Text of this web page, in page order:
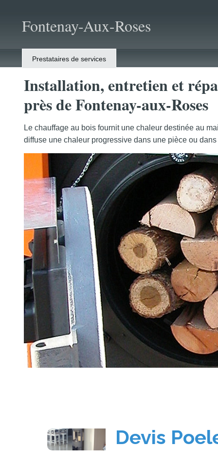
Fontenay-Aux-Roses
Prestataires de services
Installation, entretien et
près de Fontenay-aux-Roses
Le chauffage au bois fournit une chaleur destinée au
diffuse une chaleur progressive dans une pièce ou